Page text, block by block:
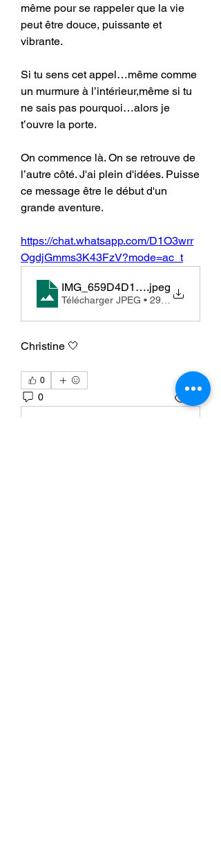
même pour se rappeler que la vie
peut être douce, puissante et
vibrante.
Si tu sens cet appel…même comme
un murmure à l’intérieur,même si tu
ne sais pas pourquoi…alors je
t’ouvre la porte.
On commence là. On se retrouve de
l’autre côté. J'ai plein d'idées. Puisse
ce message être le début d'un
grande aventure.
https://chat.whatsapp.com/D1O3wrr
OgdjGmms3K43FzV?mode=ac_t
IMG_659D4D11E3A7-1
.jpeg
Télécharger JPEG • 296KB
Christine 🤍
0
0